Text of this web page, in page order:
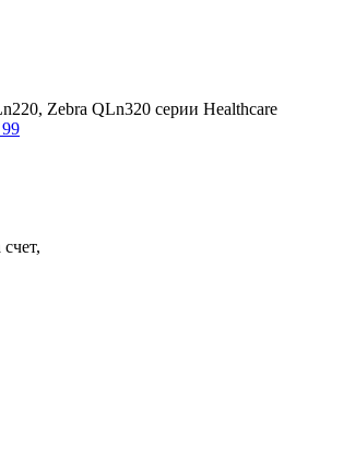
Zebra QLn320 серии Healthcare